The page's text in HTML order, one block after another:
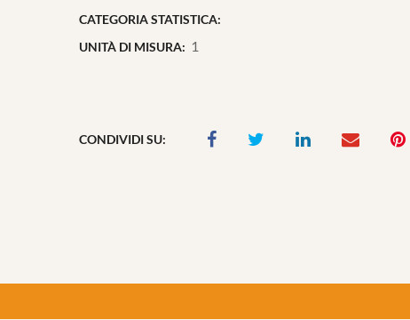
CATEGORIA STATISTICA:
UNITÀ DI MISURA: 1
CONDIVIDI SU: